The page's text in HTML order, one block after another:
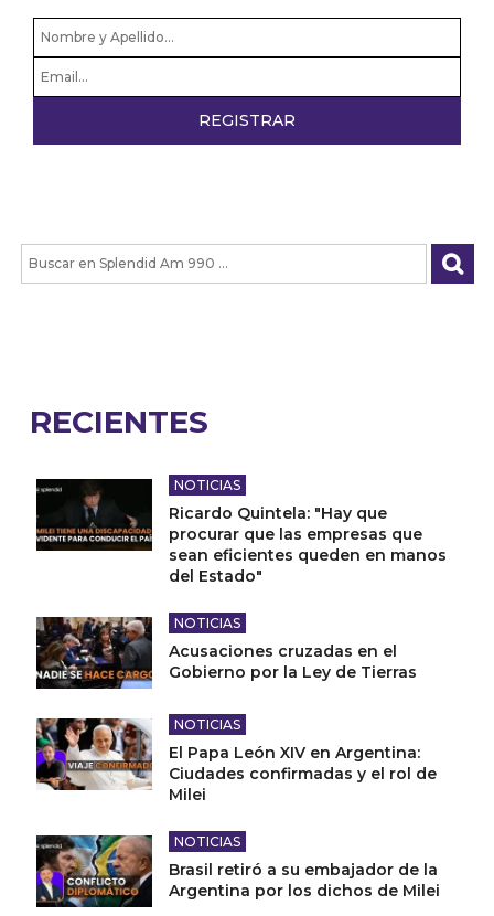
RECIENTES
NOTICIAS
Ricardo Quintela: "Hay que
procurar que las empresas que
sean eficientes queden en manos
del Estado"
NOTICIAS
Acusaciones cruzadas en el
Gobierno por la Ley de Tierras
NOTICIAS
El Papa León XIV en Argentina:
Ciudades confirmadas y el rol de
Milei
NOTICIAS
Brasil retiró a su embajador de la
Argentina por los dichos de Milei